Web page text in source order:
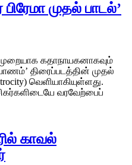
முதல் பாடல்’
கதாநாயகனாகவும்
திரைப்படத்தின் முதல்
வெளியாகியுள்ளது.
வரவேற்பைப்
காவல்